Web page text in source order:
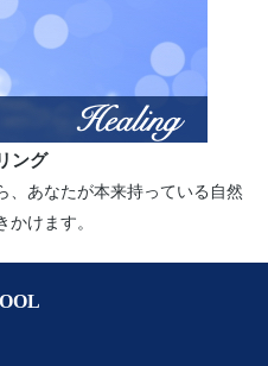
ング
、あなたが本来持っている自然
かけます。